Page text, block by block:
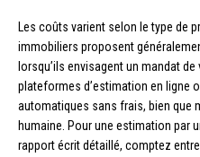
Les coûts varient selon le type de
immobiliers proposent
lorsqu’ils envisagent un mandat
plateformes d’estimation en ligne
automatiques sans frais, bien que
humaine. Pour une estimation par
rapport écrit détaillé, comptez